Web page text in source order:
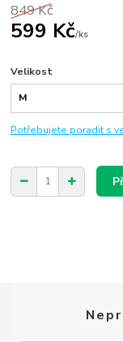
849 Kč
599 Kč/ks
Velikost
Potřebujete poradit s